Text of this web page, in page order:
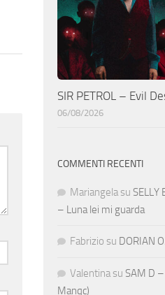
SIR PETROL – Evil
06/08/2026
COMMENTI RECENTI
Mariangela su SELLY
– Luna lei mi guarda
Fabrizio su DORIAN
Valentina su SAM D
Manqc)